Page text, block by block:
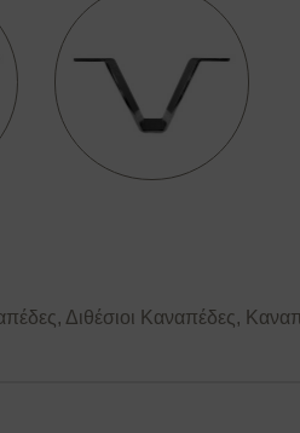
, Διθέσιοι Καναπέδες ,